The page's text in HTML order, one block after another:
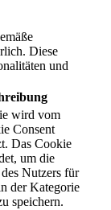
Diese
und
wird vom
Consent
Das Cookie
um die
Nutzers für
der Kategorie
speichern.